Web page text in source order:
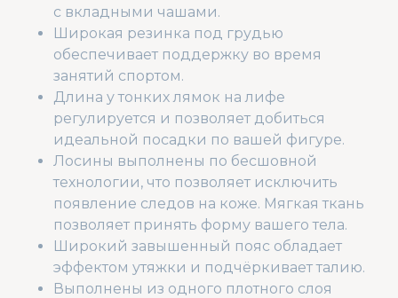
с вкладными чашами.
Широкая резинка под грудью
обеспечивает поддержку во время
занятий спортом.
Длина у тонких лямок на лифе
регулируется и позволяет добиться
идеальной посадки по вашей фигуре.
Лосины выполнены по бесшовной
технологии, что позволяет исключить
появление следов на коже. Мягкая ткань
позволяет принять форму вашего тела.
Широкий завышенный пояс обладает
эффектом утяжки и подчёркивает талию.
Выполнены из одного плотного слоя